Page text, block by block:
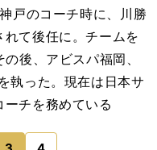
戸のコーチ時に、川勝
て後任に。チームを
後、アビスパ福岡、
執った。現在は日本サ
チを務めている
のページへ